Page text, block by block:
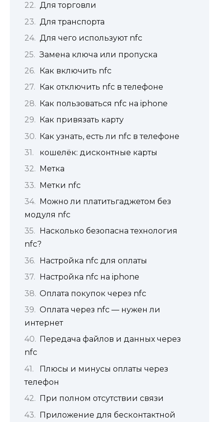
Для торговли
Для транспорта
Для чего используют nfc
Замена ключа или пропуска
Как включить nfc
Как отключить nfc в телефоне
Как пользоваться nfc на iphone
Как привязать карту
Как узнать, есть ли nfc в телефоне
‎кошелёк: дисконтные карты
Метка
Метки nfc
Можно ли платитьгаджетом без
модуля nfc
Насколько безопасна технология
nfc?
Настройка nfc для оплаты
Настройка nfc на iphone
Оплата покупок через nfc
Оплата через nfc — нужен ли
интернет
Передача файлов и данных через
nfc
Плюсы и минусы оплаты через
телефон
При полном отсутствии связи
Приложение для бесконтактной